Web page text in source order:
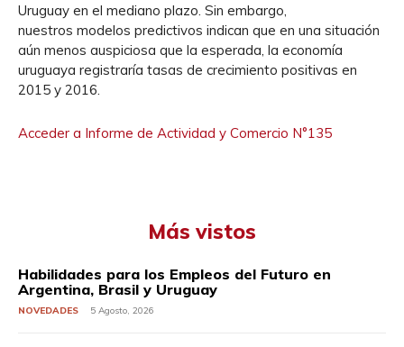
Uruguay en el mediano plazo. Sin embargo,
nuestros modelos predictivos indican que en una situación
aún menos auspiciosa que la esperada, la economía
uruguaya registraría tasas de crecimiento positivas en
2015 y 2016.
Acceder a Informe de Actividad y Comercio N°135
Más vistos
Habilidades para los Empleos del Futuro en
Argentina, Brasil y Uruguay
NOVEDADES 5 Agosto, 2026